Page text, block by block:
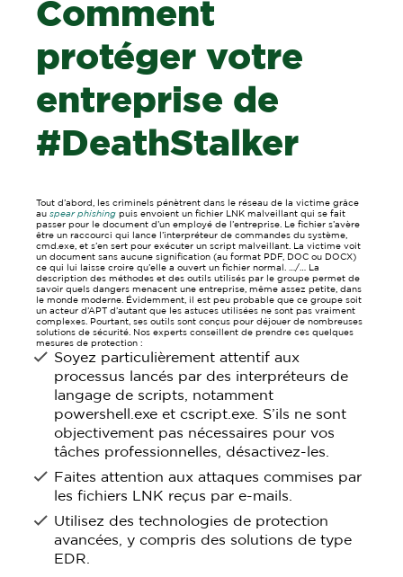
Comment
protéger votre
entreprise de
#DeathStalker
Tout d’abord, les criminels pénètrent dans le réseau de la victime grâce
auspear phishing puis envoient un fichier LNK malveillant qui se fait
passer pour le document d’un employé de l’entreprise. Le fichier s’avère
être un raccourci qui lance l’interpréteur de commandes du système,
cmd.exe, et s’en sert pour exécuter un script malveillant. La victime voit
un document sans aucune signification (au format PDF, DOC ou DOCX)
ce qui lui laisse croire qu’elle a ouvert un fichier normal. …/… La
description des méthodes et des outils utilisés par le groupe permet de
savoir quels dangers menacent une entreprise, même assez petite, dans
le monde moderne. Évidemment, il est peu probable que ce groupe soit
un acteur d’APT d’autant que les astuces utilisées ne sont pas vraiment
complexes. Pourtant, ses outils sont conçus pour déjouer de nombreuses
solutions de sécurité. Nos experts conseillent de prendre ces quelques
mesures de protection :
Soyez particulièrement attentif aux
processus lancés par des interpréteurs de
langage de scripts, notamment
powershell.exe et cscript.exe. S’ils ne sont
objectivement pas nécessaires pour vos
tâches professionnelles, désactivez-les.
Faites attention aux attaques commises par
les fichiers LNK reçus par e-mails.
Utilisez des technologies de protection
avancées, y compris des solutions de type
EDR.